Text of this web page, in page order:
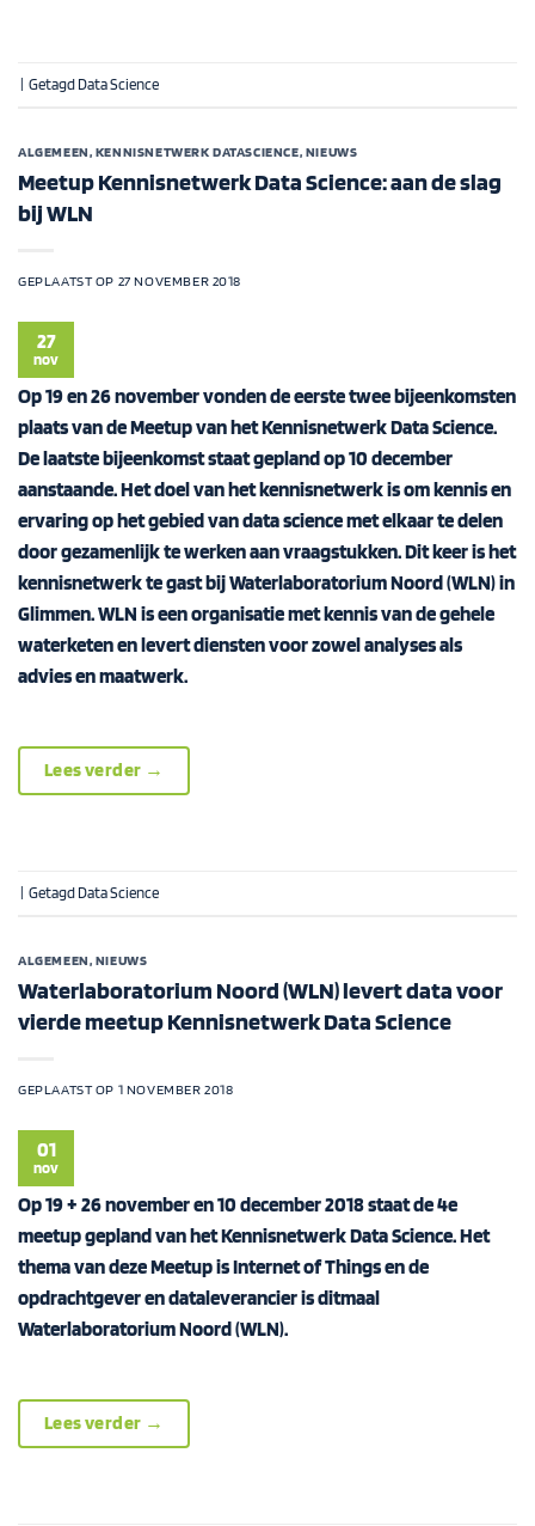
| GetagdData Science
ALGEMEEN, KENNISNETWERK DATASCIENCE, NIEUWS
Meetup Kennisnetwerk Data Science: aan de slag
bij WLN
GEPLAATST OP 27 NOVEMBER 2018
27
nov
Op 19 en 26 november vonden de eerste twee bijeenkomsten
plaats van de Meetup van het Kennisnetwerk Data Science.
De laatste bijeenkomst staat gepland op 10 december
aanstaande. Het doel van het kennisnetwerk is om kennis en
ervaring op het gebied van data science met elkaar te delen
door gezamenlijk te werken aan vraagstukken. Dit keer is het
kennisnetwerk te gast bij Waterlaboratorium Noord (WLN) in
Glimmen. WLN is een organisatie met kennis van de gehele
waterketen en levert diensten voor zowel analyses als
advies en maatwerk.
Lees verder →
| GetagdData Science
ALGEMEEN, NIEUWS
Waterlaboratorium Noord (WLN) levert data voor
vierde meetup Kennisnetwerk Data Science
GEPLAATST OP 1 NOVEMBER 2018
01
nov
Op 19 + 26 november en 10 december 2018 staat de 4e
meetup gepland van het Kennisnetwerk Data Science. Het
thema van deze Meetup is Internet of Things en de
opdrachtgever en dataleverancier is ditmaal
Waterlaboratorium Noord (WLN).
Lees verder →